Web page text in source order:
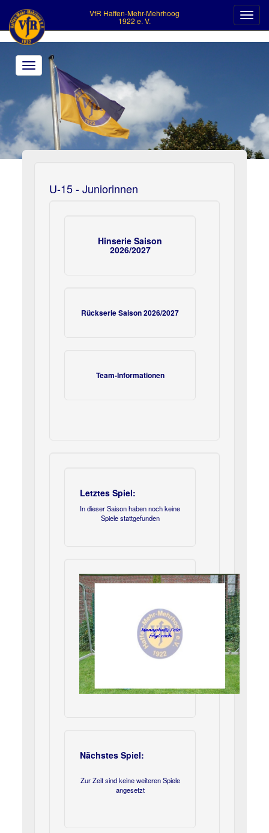
VfR Haffen-Mehr-Mehrhoog
1922 e. V.
Toggle
navigation
U-15 - Juniorinnen
Hinserie Saison
2026/2027
Rückserie Saison 2026/2027
Team-Informationen
Letztes Spiel:
In dieser Saison haben noch keine
Spiele stattgefunden
Nächstes Spiel:
Zur Zeit sind keine weiteren Spiele
angesetzt